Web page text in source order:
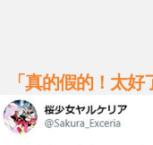
「真的假的！太好